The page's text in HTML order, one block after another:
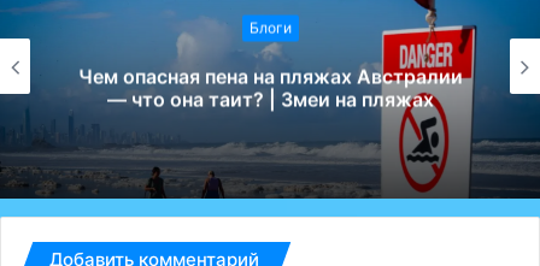
Блоги
Чем опасная пена на пляжах Австралии
— что она таит? | Змеи на пляжах
Добавить комментарий